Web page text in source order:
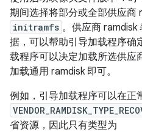
期间选择将部分或全部供应商
initramfs 。供应商 ramdisk
据，可以帮助引导加载程序确
载程序可以决定加载所选供应
加载通用 ramdisk 即可。
例如，引导加载程序可以在正
省资源，因此只有类型为